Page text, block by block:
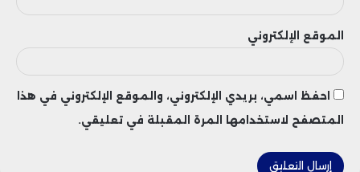
قبل أن يرتفع اليوم إلى أكثر من 73 عامًا وفق
بيانات الأمم المتحدة، فيما يتجاوز 80 عامًا في
دول متقدمة مثل اليابان وسويسرا وإسبانيا.
الموقع الإلكتروني
احفظ اسمي، بريدي الإلكتروني، والموقع الإلكتروني في هذا
المتصفح لاستخدامها المرة المقبلة في تعليقي.